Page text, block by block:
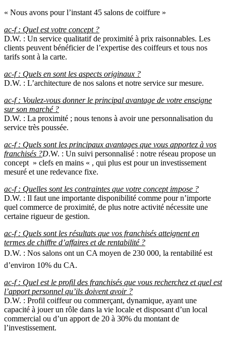
« Nous avons pour l’instant 45 salons de coiffure »
ac-f : Quel est votre concept ?
D.W. : Un service qualitatif de proximité à prix raisonnables. Les
clients peuvent bénéficier de l’expertise des coiffeurs et tous nos
tarifs sont à la carte.
ac-f : Quels en sont les aspects originaux ?
D.W. : L’architecture de nos salons et notre service sur mesure.
ac-f : Voulez-vous donner le principal avantage de votre enseigne
sur son marché ?
D.W. : La proximité ; nous tenons à avoir une personnalisation du
service très poussée.
ac-f : Quels sont les principaux avantages que vous apportez à vos
franchisés ?D.W. : Un suivi personnalisé : notre réseau propose un
concept » clefs en mains « , qui plus est pour un investissement
mesuré et une redevance fixe.
ac-f : Quelles sont les contraintes que votre concept impose ?
D.W. : Il faut une importante disponibilité comme pour n’importe
quel commerce de proximité, de plus notre activité nécessite une
certaine rigueur de gestion.
ac-f : Quels sont les résultats que vos franchisés atteignent en
termes de chiffre d’affaires et de rentabilité ?
D.W. : Nos salons ont un CA moyen de 230 000, la rentabilité est
d’environ 10% du CA.
ac-f : Quel est le profil des franchisés que vous recherchez et quel est
l’apport personnel qu’ils doivent avoir ?
D.W. : Profil coiffeur ou commerçant, dynamique, ayant une
capacité à jouer un rôle dans la vie locale et disposant d’un local
commercial ou d’un apport de 20 à 30% du montant de
l’investissement.